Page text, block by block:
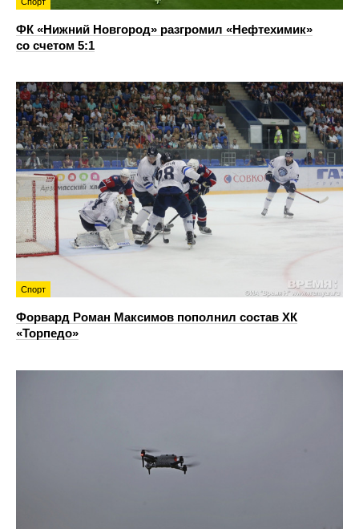
Спорт
ФК «Нижний Новгород» разгромил «Нефтехимик»
со счетом 5:1
Спорт
Форвард Роман Максимов пополнил состав ХК
«Торпедо»